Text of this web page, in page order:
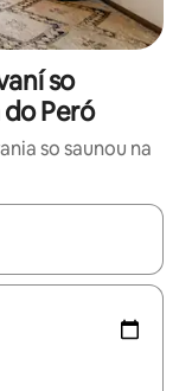
so
Peró
so saunou na
si ich prechádzať